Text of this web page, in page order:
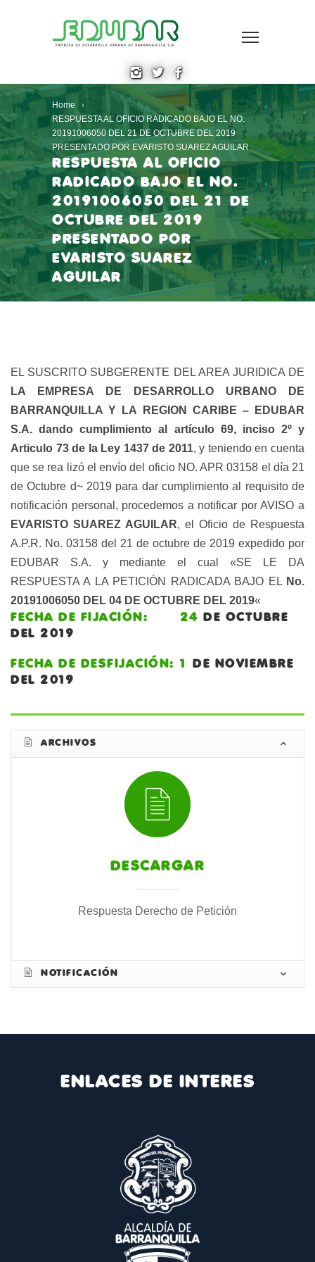
Home
RESPUESTA AL OFICIO RADICADO BAJO EL NO.
20191006050 DEL 21 DE OCTUBRE DEL 2019
PRESENTADO POR EVARISTO SUAREZ AGUILAR
RESPUESTA AL OFICIO
RADICADO BAJO EL NO.
20191006050 DEL 21 DE
OCTUBRE DEL 2019
PRESENTADO POR
EVARISTO SUAREZ
AGUILAR
EL SUSCRITO SUBGERENTE DEL AREA JURIDICA DE
LA EMPRESA DE DESARROLLO URBANO DE
BARRANQUILLA Y LA REGION CARIBE – EDUBAR
S.A. dando cumplimiento al artículo 69, inciso 2º y
Articulo 73 de la Ley 1437 de 2011, y teniendo en cuenta
que se rea lizó el envío del oficio NO. APR 03158 el día 21
de Octubre d~ 2019 para dar cumplimiento al requisito de
notificación personal, procedemos a notificar por AVISO a
EVARISTO SUAREZ AGUILAR, el Oficio de Respuesta
A.P.R. No. 03158 del 21 de octubre de 2019 expedido por
EDUBAR S.A. y mediante el cual «SE LE DA
RESPUESTA A LA PETICIÓN RADICADA BAJO EL No.
20191006050 DEL 04 DE OCTUBRE DEL 2019«
FECHA DE FIJACIÓN: 24 DE OCTUBRE
DEL 2019
FECHA DE DESFIJACIÓN: 1
DE NOVIEMBRE
DEL 2019
ARCHIVOS
DESCARGAR
Respuesta Derecho de Petición
NOTIFICACIÓN
ENLACES DE INTERES